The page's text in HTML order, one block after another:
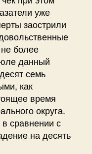
уже
заострили
более
данный
семь
как
время
округа.
сравнении с
на десять